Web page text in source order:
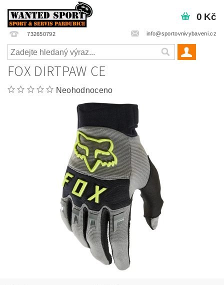
732650792 info@sportovnivybaveni.cz
0 Kč
FOX DIRTPAW CE
Neohodnoceno